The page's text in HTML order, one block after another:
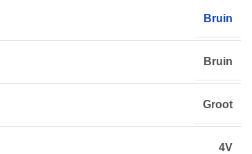
Bruin
Bruin
Groot
4V